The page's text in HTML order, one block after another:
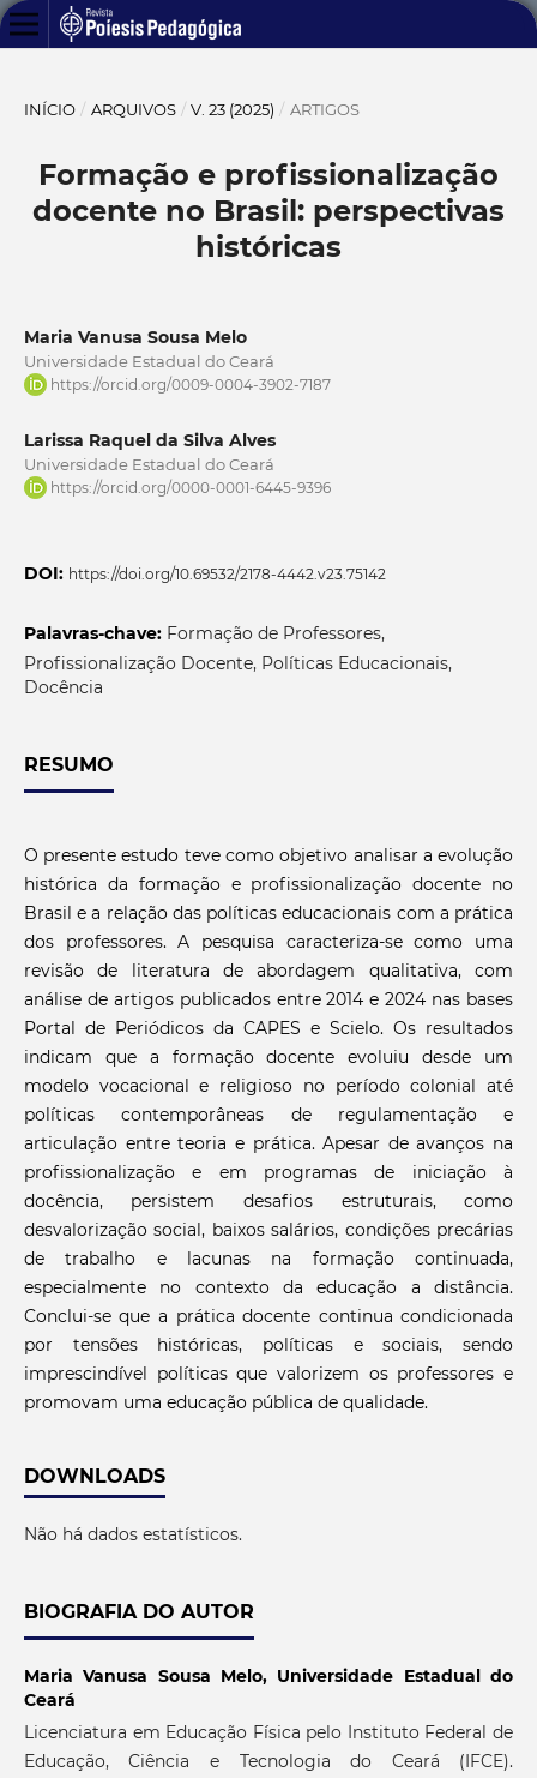
INÍCIO / ARQUIVOS / V. 23 (2025) / ARTIGOS
Formação e profissionalização
docente no Brasil: perspectivas
históricas
Maria Vanusa Sousa Melo
Universidade Estadual do Ceará
https://orcid.org/0009-0004-3902-7187
Larissa Raquel da Silva Alves
Universidade Estadual do Ceará
https://orcid.org/0000-0001-6445-9396
DOI: https://doi.org/10.69532/2178-4442.v23.75142
Palavras-chave: Formação de Professores,
Profissionalização Docente, Políticas Educacionais,
Docência
RESUMO
O presente estudo teve como objetivo analisar a evolução
histórica da formação e profissionalização docente no
Brasil e a relação das políticas educacionais com a prática
dos professores. A pesquisa caracteriza-se como uma
revisão de literatura de abordagem qualitativa, com
análise de artigos publicados entre 2014 e 2024 nas bases
Portal de Periódicos da CAPES e Scielo. Os resultados
indicam que a formação docente evoluiu desde um
modelo vocacional e religioso no período colonial até
políticas contemporâneas de regulamentação e
articulação entre teoria e prática. Apesar de avanços na
profissionalização e em programas de iniciação à
docência, persistem desafios estruturais, como
desvalorização social, baixos salários, condições precárias
de trabalho e lacunas na formação continuada,
especialmente no contexto da educação a distância.
Conclui-se que a prática docente continua condicionada
por tensões históricas, políticas e sociais, sendo
imprescindível políticas que valorizem os professores e
promovam uma educação pública de qualidade.
DOWNLOADS
Não há dados estatísticos.
BIOGRAFIA DO AUTOR
Maria Vanusa Sousa Melo, Universidade Estadual do
Ceará
Licenciatura em Educação Física pelo Instituto Federal de
Educação, Ciência e Tecnologia do Ceará (IFCE).